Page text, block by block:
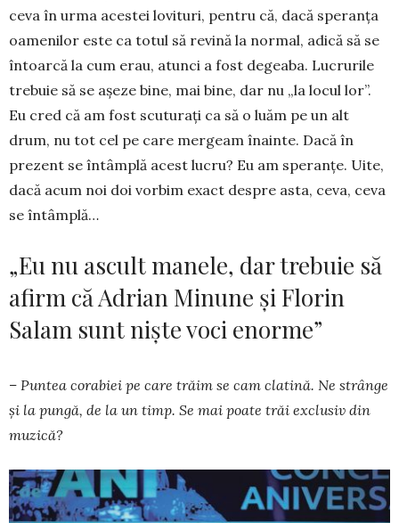
ceva în urma aces­tei lovituri, pentru că, dacă speranţa
oamenilor este ca totul să revină la normal, adică să se
întoarcă la cum erau, atunci a fost de­geaba. Lucrurile
trebuie să se aşeze bine, mai bine, dar nu „la locul lor”.
Eu cred că am fost scu­turaţi ca să o luăm pe un alt
drum, nu tot cel pe care mergeam înainte. Dacă în
prezent se întâmplă acest lucru? Eu am speranţe. Ui­te,
dacă acum noi doi vorbim exact despre asta, ceva, ceva
se întâmplă…
„Eu nu ascult manele, dar trebuie să
afirm că Adrian Minune şi Florin
Salam sunt nişte voci enorme”
– Puntea corabiei pe care trăim se cam clatină. Ne strânge
și la pungă, de la un timp. Se mai poate trăi exclusiv din
muzică?